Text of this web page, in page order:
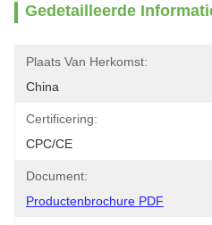
Gedetailleerde
Plaats Van Herkomst:
China
Certificering:
CPC/CE
Document:
Productenbrochure PDF